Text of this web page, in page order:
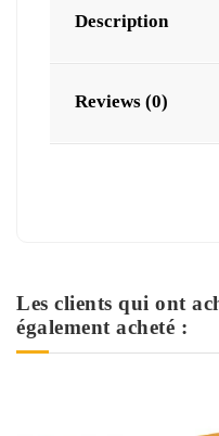
Description
Reviews (0)
Les clients qui ont
également acheté :